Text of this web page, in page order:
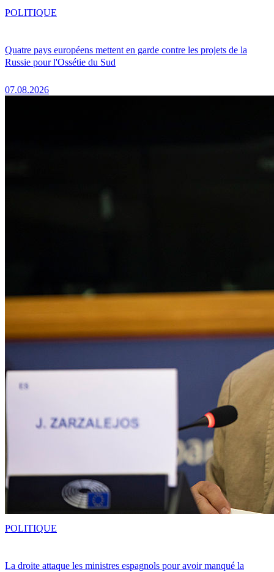
Quatre pays européens mettent en garde contre les projets de la
Russie pour l'Ossétie du Sud
07.08.2026
POLITIQUE
La droite attaque les ministres espagnols pour avoir manqué la
POLITIQUE